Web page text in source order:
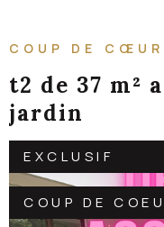
COUP DE CŒUR
t2 de 37 m²
jardin
EXCLUSIF
COUP DE